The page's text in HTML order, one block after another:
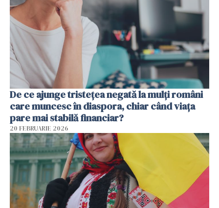
De ce ajunge tristețea negată la mulți români
care muncesc în diaspora, chiar când viața
pare mai stabilă financiar?
20 FEBRUARIE 2026